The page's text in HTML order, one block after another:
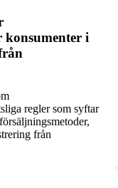
i
regler som syftar
från